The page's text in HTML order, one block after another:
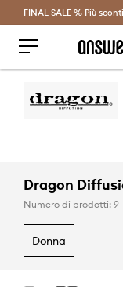
FINAL SALE % Più
Dragon
Numero di prodotti: 9
donna